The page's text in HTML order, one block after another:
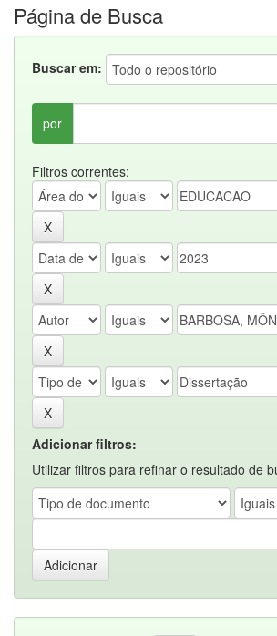
Página de Busca
Buscar em:
por
Filtros correntes:
Adicionar filtros:
Utilizar filtros para refinar o resultado de